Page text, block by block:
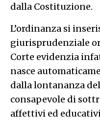
dalla Costituzione.
L’ordinanza si
giurisprudenziale
Corte evidenzia
nasce
dalla lontananza
consapevole di
affettivi ed